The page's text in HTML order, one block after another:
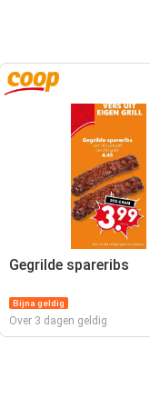
Gegrilde spareribs
Bijna geldig
Over 3 dagen geldig